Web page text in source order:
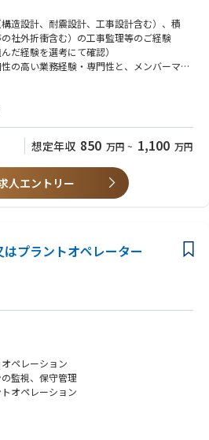
タンク、ゲート機器類、etc...
ます。
高い業務経験・専門性と、メンバーマネジ
、上位職の方針や指示を踏まえ、チームメ
）を束ね、指示・指導の働きかけを行いな
り組み、業務推進をリードできる土木技術
す。
らず、計画業務、保守運用まで、特定のフ
フサイクルに携わる事ができるため、幅広
構造物を考えられるプロフェッショナルに
している技術者集団の中で共に切磋琢磨し
る環境です。
化（防災、レジリエンス強化）を実現しな
給や福島復興を支え続けていくことで、社
ートワーク制度は、業務内容に応じて全社
わせて利用可能です。また、定時という概
造設計、耐震設計、工事設計含む）、積
社外折衝含む）の工事監理等のご経験
だ経験を選考にて確認）
の高い業務経験・専門性と、メンバーマネ
およびマネジメントの経験・スキルに基づ
え、チームメンバー（数名程度、職場によ
かけを行いながら、自らも率先して業務に
造設計、耐震設計、工事設計含む）、積
社外折衝含む）の工事監理等に関する知
の高い業務経験・専門性と、メンバーマネ
きる）
準に精通
、現場代理人や監理技術者のご経験
のご経験
造設計、耐震設計、工事設計含む）、積
社外折衝含む）の工事監理等に関する学会
士は尚可。
想定年収 850 万円 ~ 1,100 万円
人エントリー
プラントオペレーター
ペレーション
監視、保守管理
オペレーション
操業を担う中核組織として、国内油ガス田